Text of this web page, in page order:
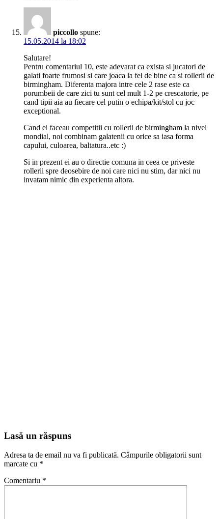
piccollo spune:
15.05.2014 la 18:02
Salutare!
Pentru comentariul 10, este adevarat ca exista si jucatori de
galati foarte frumosi si care joaca la fel de bine ca si rollerii de
birmingham. Diferenta majora intre cele 2 rase este ca
porumbeii de care zici tu sunt cel mult 1-2 pe crescatorie, pe
cand tipii aia au fiecare cel putin o echipa/kit/stol cu joc
exceptional.
Cand ei faceau competitii cu rollerii de birmingham la nivel
mondial, noi combinam galatenii cu orice sa iasa forma
capului, culoarea, baltatura..etc :)
Si in prezent ei au o directie comuna in ceea ce priveste
rollerii spre deosebire de noi care nici nu stim, dar nici nu
invatam nimic din experienta altora.
Lasă un răspuns
Adresa ta de email nu va fi publicată. Câmpurile obligatorii sunt
marcate cu *
Comentariu *